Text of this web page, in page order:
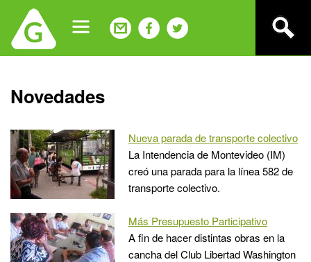
navigation
Back
to
Novedades
Nueva parada de transporte colectivo
La Intendencia de Montevideo (IM)
creó una parada para la línea 582 de
transporte colectivo.
Más Presupuesto Participativo
A fin de hacer distintas obras en la
cancha del Club Libertad Washington